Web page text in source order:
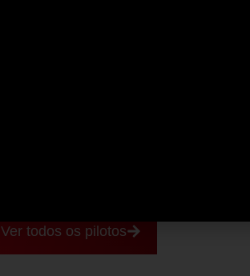
Ver todos os pilotos